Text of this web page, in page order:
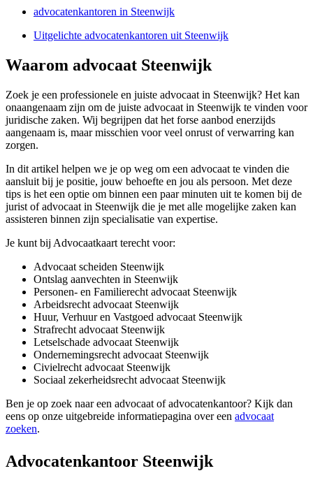
advocatenkantoren in Steenwijk
Uitgelichte advocatenkantoren uit Steenwijk
Waarom advocaat Steenwijk
Zoek je een professionele en juiste advocaat in Steenwijk? Het kan
onaangenaam zijn om de juiste advocaat in Steenwijk te vinden voor
juridische zaken. Wij begrijpen dat het forse aanbod enerzijds
aangenaam is, maar misschien voor veel onrust of verwarring kan
zorgen.
In dit artikel helpen we je op weg om een advocaat te vinden die
aansluit bij je positie, jouw behoefte en jou als persoon. Met deze
tips is het een optie om binnen een paar minuten uit te komen bij de
jurist of advocaat in Steenwijk die je met alle mogelijke zaken kan
assisteren binnen zijn specialisatie van expertise.
Je kunt bij Advocaatkaart terecht voor:
Advocaat scheiden Steenwijk
Ontslag aanvechten in Steenwijk
Personen- en Familierecht advocaat Steenwijk
Arbeidsrecht advocaat Steenwijk
Huur, Verhuur en Vastgoed advocaat Steenwijk
Strafrecht advocaat Steenwijk
Letselschade advocaat Steenwijk
Ondernemingsrecht advocaat Steenwijk
Civielrecht advocaat Steenwijk
Sociaal zekerheidsrecht advocaat Steenwijk
Ben je op zoek naar een advocaat of advocatenkantoor? Kijk dan
eens op onze uitgebreide informatiepagina over een advocaat
zoeken.
Advocatenkantoor Steenwijk